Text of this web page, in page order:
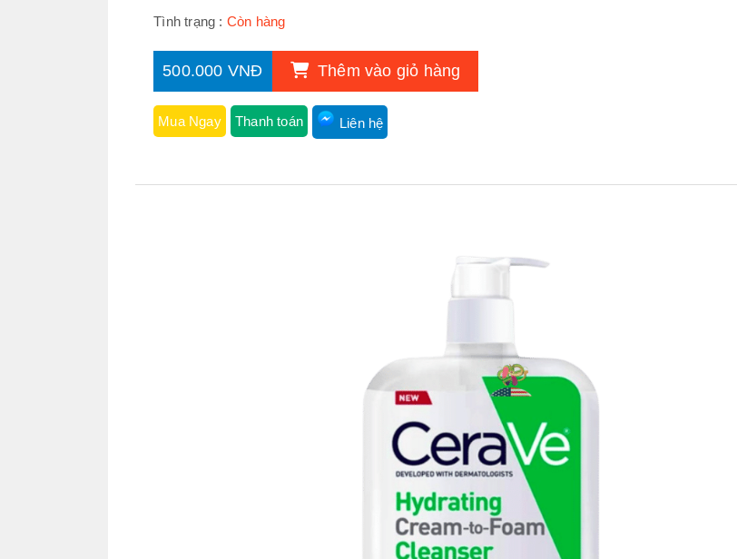
Tình trạng : Còn hàng
500.000 VNĐ Thêm vào giỏ hàng
Mua Ngay Thanh toán Liên hệ